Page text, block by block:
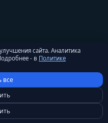
сайта. Аналитика
- в Политике
все